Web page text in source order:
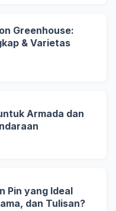
Greenhouse:
& Varietas
Armada dan
Pin yang Ideal
dan Tulisan?